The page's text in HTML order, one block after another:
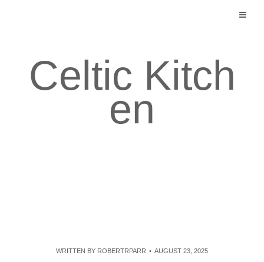
Celtic Kitch
en
WRITTEN BY ROBERTRPARR AUGUST 23, 2025